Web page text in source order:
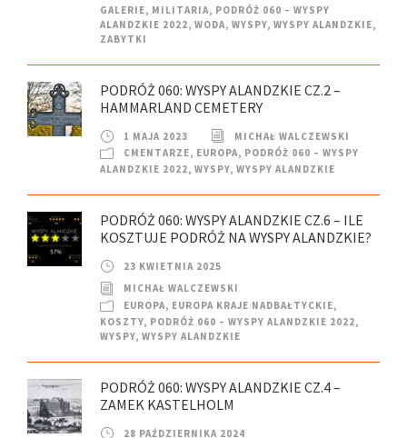
GALERIE, MILITARIA, PODRÓŻ 060 – WYSPY
ALANDZKIE 2022, WODA, WYSPY, WYSPY ALANDZKIE,
ZABYTKI
PODRÓŻ 060: WYSPY ALANDZKIE CZ.2 –
HAMMARLAND CEMETERY
1 MAJA 2023
MICHAŁ WALCZEWSKI
CMENTARZE, EUROPA, PODRÓŻ 060 – WYSPY
ALANDZKIE 2022, WYSPY, WYSPY ALANDZKIE
PODRÓŻ 060: WYSPY ALANDZKIE CZ.6 – ILE
KOSZTUJE PODRÓŻ NA WYSPY ALANDZKIE?
23 KWIETNIA 2025
MICHAŁ WALCZEWSKI
EUROPA, EUROPA KRAJE NADBAŁTYCKIE,
KOSZTY, PODRÓŻ 060 – WYSPY ALANDZKIE 2022,
WYSPY, WYSPY ALANDZKIE
PODRÓŻ 060: WYSPY ALANDZKIE CZ.4 –
ZAMEK KASTELHOLM
28 PAŹDZIERNIKA 2024